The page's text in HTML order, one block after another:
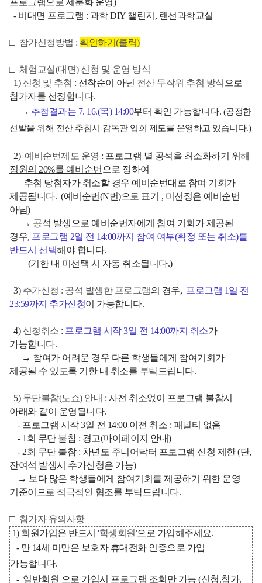
프로그램으로 세분화 운영)
- 비대면 프로그램 : 과학 DIY 챌린지, 랜선과학교실
□ 참가신청방법 : 확인하기 (클릭)
□ 체험교실(대면) 신청 및 운영 방식
1) 신청 및 추첨 : 선착순이 아닌 전산 무작위 추첨 방식 으로
참가자를 선정합니다.
→ 추첨결과는 7. 16.(목) 14:00부터 확인 가능합니다. (공정한
선발을 위해 전산 추첨시 감독관 입회 제도를 운영하고 있습니다.)
2) 예비순번제도 운영 : 프로그램 별 공석을 최소화하기 위해
정원의 20%를 예비순번 으로 정하여
추첨 당첨자가 취소할경우 예비순번대로 참여 기회가
제공됩니다. (예비순번(N번)으로 표기 , 미선정은 예비순번
아님)
→ 공석 발생으로 예비순번자에게 참여 기회가 제공된
경우, 프로그램 2일 전 14:00까지 참여 여부(확정 또는 취소)를
반드시 선택해야 합니다.
(기한 내 미선택 시 자동 취소됩니다.)
3) 추가신청 : 공석 발생한 프로그램의 경우, 프로그램 1일 전
23:59까지 추가신청이 가능합니다.
4) 신청취소 : 프로그램 시작 3일 전 14:00까지 취소가
가능합니다.
→ 참여가 어려운 경우 다른 학생들에게 참여기회가
제공될 수 있도록 기한 내 취소를 부탁드립니다.
5) 무단불참(노쇼) 안내 : 사전 취소없이 프로그램 불참시
아래와 같이 운영됩니다.
- 프로그램 시작 3일 전 14:00 이전 취소 : 패널티 없음
- 1회 무단 불참 : 경고(마이페이지 안내)
- 2회 무단 불참 : 차년도 주니어닥터 프로그램 신청 제한 (단,
잔여석 발생시 추가신청은 가능)
→ 보다 많은 학생들에게 참여기회를 제공하기 위한 운영
기준이므로 적극적인 협조를 부탁드립니다.
□ 참가자 유의사항
1) 회원가입은 반드시 '학생회원'으로 가입해주세요.
- 만 14세 미만은 보호자 휴대전화 인증으로 가입
가능합니다.
- 일반회원 으로 가입시 프로그램 조회만 가능 (신청,참가,